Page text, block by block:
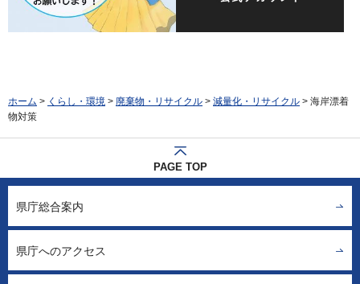
ホーム > くらし・環境 > 廃棄物・リサイクル > 減量化・リサイクル > 海岸漂着
物対策
PAGE TOP
県庁総合案内
県庁へのアクセス